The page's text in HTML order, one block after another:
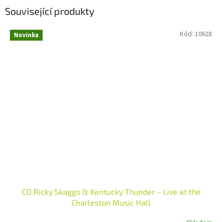
Související produkty
Novinka
CD Ricky Skaggs & Kentucky Thunder – Live at the
Charleston Music Hall
Kód: 10628